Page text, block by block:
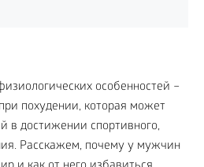
особенностей –
похудении, которая может
в достижении спортивного,
Расскажем, почему у мужчин